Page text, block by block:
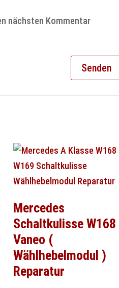
nächsten Kommentar
Mercedes
Schaltkulisse W168
Vaneo (
Wählhebelmodul )
Reparatur